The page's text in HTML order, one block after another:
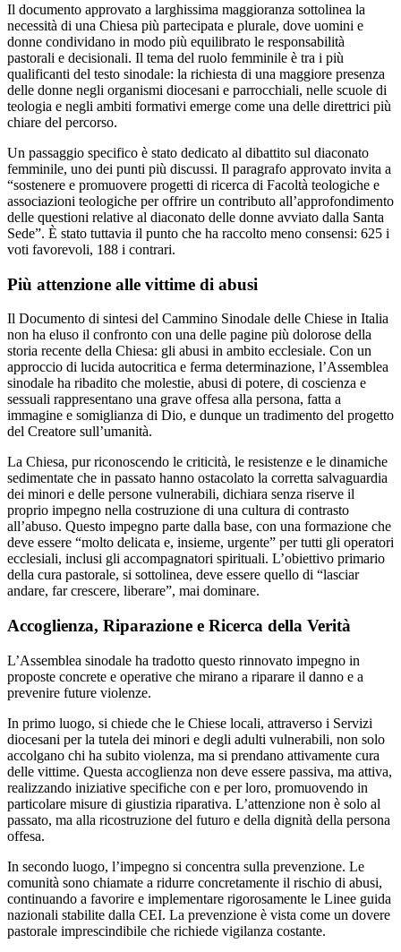
Il documento approvato a larghissima maggioranza sottolinea la
necessità di una Chiesa più partecipata e plurale, dove uomini e
donne condividano in modo più equilibrato le responsabilità
pastorali e decisionali. Il tema del ruolo femminile è tra i più
qualificanti del testo sinodale: la richiesta di una maggiore presenza
delle donne negli organismi diocesani e parrocchiali, nelle scuole di
teologia e negli ambiti formativi emerge come una delle direttrici più
chiare del percorso.
Un passaggio specifico è stato dedicato al dibattito sul diaconato
femminile, uno dei punti più discussi. Il paragrafo approvato invita a
“sostenere e promuovere progetti di ricerca di Facoltà teologiche e
associazioni teologiche per offrire un contributo all’approfondimento
delle questioni relative al diaconato delle donne avviato dalla Santa
Sede”. È stato tuttavia il punto che ha raccolto meno consensi: 625 i
voti favorevoli, 188 i contrari.
Più attenzione alle vittime di abusi
Il Documento di sintesi del Cammino Sinodale delle Chiese in Italia
non ha eluso il confronto con una delle pagine più dolorose della
storia recente della Chiesa: gli abusi in ambito ecclesiale. Con un
approccio di lucida autocritica e ferma determinazione, l’Assemblea
sinodale ha ribadito che molestie, abusi di potere, di coscienza e
sessuali rappresentano una grave offesa alla persona, fatta a
immagine e somiglianza di Dio, e dunque un tradimento del progetto
del Creatore sull’umanità.
La Chiesa, pur riconoscendo le criticità, le resistenze e le dinamiche
sedimentate che in passato hanno ostacolato la corretta salvaguardia
dei minori e delle persone vulnerabili, dichiara senza riserve il
proprio impegno nella costruzione di una cultura di contrasto
all’abuso. Questo impegno parte dalla base, con una formazione che
deve essere “molto delicata e, insieme, urgente” per tutti gli operatori
ecclesiali, inclusi gli accompagnatori spirituali. L’obiettivo primario
della cura pastorale, si sottolinea, deve essere quello di “lasciar
andare, far crescere, liberare”, mai dominare.
Accoglienza, Riparazione e Ricerca della Verità
L’Assemblea sinodale ha tradotto questo rinnovato impegno in
proposte concrete e operative che mirano a riparare il danno e a
prevenire future violenze.
In primo luogo, si chiede che le Chiese locali, attraverso i Servizi
diocesani per la tutela dei minori e degli adulti vulnerabili, non solo
accolgano chi ha subito violenza, ma si prendano attivamente cura
delle vittime. Questa accoglienza non deve essere passiva, ma attiva,
realizzando iniziative specifiche con e per loro, promuovendo in
particolare misure di giustizia riparativa. L’attenzione non è solo al
passato, ma alla ricostruzione del futuro e della dignità della persona
offesa.
In secondo luogo, l’impegno si concentra sulla prevenzione. Le
comunità sono chiamate a ridurre concretamente il rischio di abusi,
continuando a favorire e implementare rigorosamente le Linee guida
nazionali stabilite dalla CEI. La prevenzione è vista come un dovere
pastorale imprescindibile che richiede vigilanza costante.